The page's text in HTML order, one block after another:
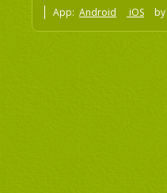
App: Android iOS by